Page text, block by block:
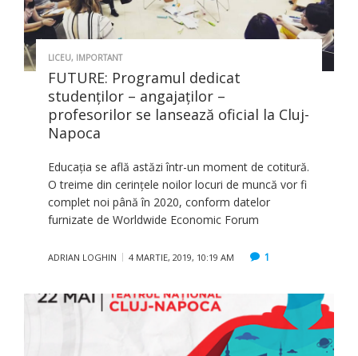
LICEU, IMPORTANT
FUTURE: Programul dedicat
studenților – angajaților –
profesorilor se lansează oficial la Cluj-
Napoca
Educația se află astăzi într-un moment de cotitură.
O treime din cerințele noilor locuri de muncă vor fi
complet noi până în 2020, conform datelor
furnizate de Worldwide Economic Forum
ADRIAN LOGHIN 4 MARTIE, 2019, 10:19 AM 1